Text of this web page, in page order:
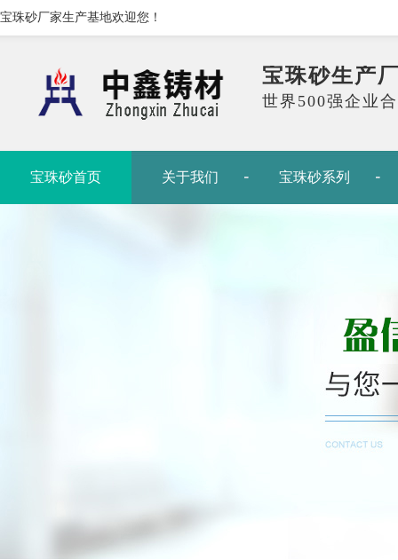
宝珠砂厂家生产基地欢迎您！
宝珠砂生产
世界500强企业
宝珠砂首页 关于我们 宝珠砂系列